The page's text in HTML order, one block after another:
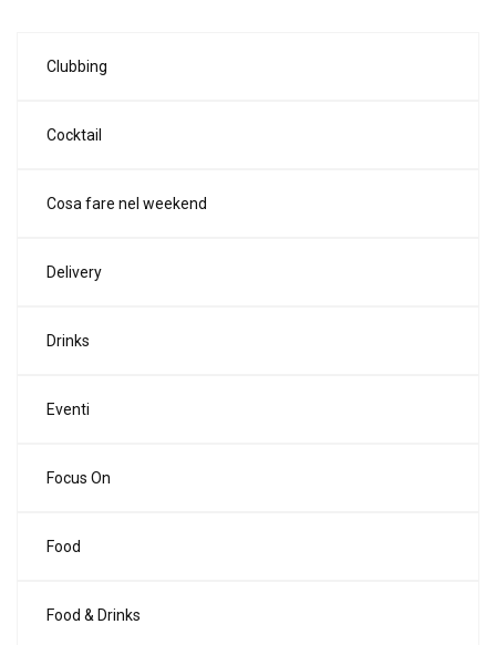
Clubbing
Cocktail
Cosa fare nel weekend
Delivery
Drinks
Eventi
Focus On
Food
Food & Drinks